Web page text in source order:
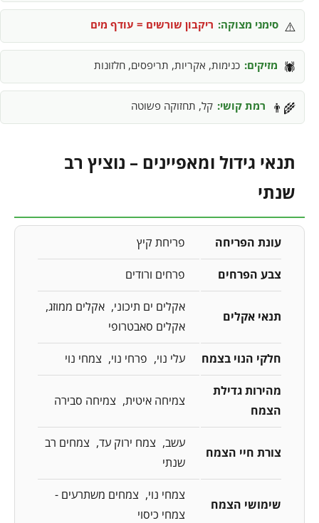
⚠️ סימני מצוקה: ריקבון שורשים = עודף מים
🕷️ מזיקים: כנימות, אקריות, תריפסים, חלזונות
👨‍🌾 רמת קושי: קל, תחזוקה פשוטה
תנאי גידול ומאפיינים – נוציץ רב
שנתי
עונת הפריחה פריחת קיץ
צבע הפרחים פרחים ורודים
תנאי אקלים
אקלים ים תיכוני
אקלים ממוזג
אקלים סאבטרופי
חלקי הנוי בצמח עלי נוי פרחי נוי צמחי נוי
מהירות גדילת
הצמח
צמיחה איטית צמיחה סבירה
צורת חיי הצמח
עשב צמח ירוק עד
צמחים רב
שנתי
שימושי הצמח
צמחי נוי
צמחים משתרעים -
צמחי כיסוי